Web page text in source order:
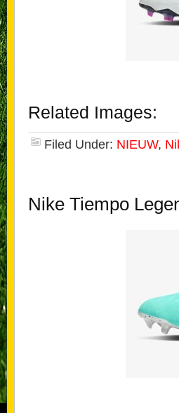
Related Images:
Filed Under: NIEUW,
Nike Tiempo